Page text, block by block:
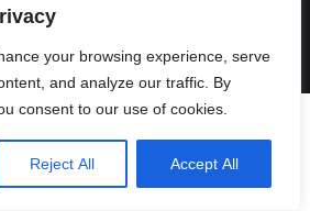
your browsing experience, serve
and analyze our traffic. By
consent to our use of cookies.
Reject All Accept All